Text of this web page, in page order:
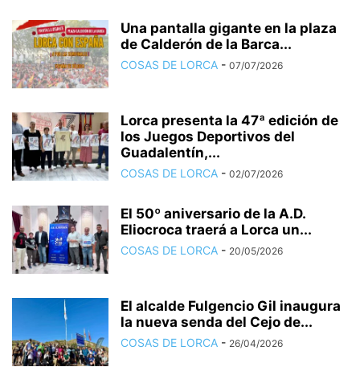
Una pantalla gigante en la plaza
de Calderón de la Barca...
COSAS DE LORCA - 07/07/2026
Lorca presenta la 47ª edición de
los Juegos Deportivos del
Guadalentín,...
COSAS DE LORCA - 02/07/2026
El 50º aniversario de la A.D.
Eliocroca traerá a Lorca un...
COSAS DE LORCA - 20/05/2026
El alcalde Fulgencio Gil inaugura
la nueva senda del Cejo de...
COSAS DE LORCA - 26/04/2026